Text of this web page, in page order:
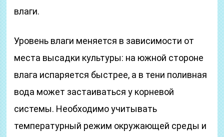
влаги.
Уровень влаги меняется в зависимости от
места высадки культуры: на южной стороне
влага испаряется быстрее, а в тени поливная
вода может застаиваться у корневой
системы. Необходимо учитывать
температурный режим окружающей среды и